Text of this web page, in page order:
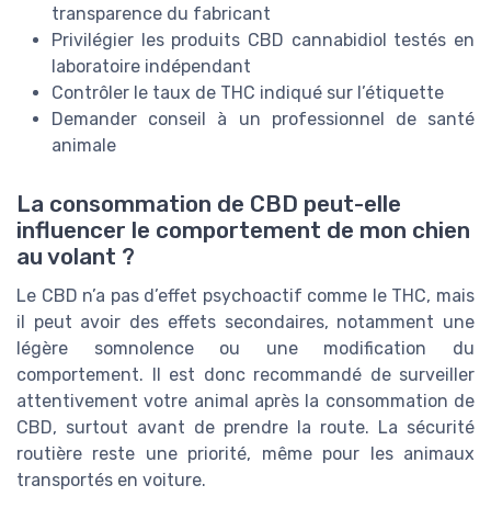
transparence du fabricant
Privilégier les produits CBD cannabidiol testés en
laboratoire indépendant
Contrôler le taux de THC indiqué sur l’étiquette
Demander conseil à un professionnel de santé
animale
La consommation de CBD peut-elle
influencer le comportement de mon chien
au volant ?
Le CBD n’a pas d’effet psychoactif comme le THC, mais
il peut avoir des effets secondaires, notamment une
légère somnolence ou une modification du
comportement. Il est donc recommandé de surveiller
attentivement votre animal après la consommation de
CBD, surtout avant de prendre la route. La sécurité
routière reste une priorité, même pour les animaux
transportés en voiture.